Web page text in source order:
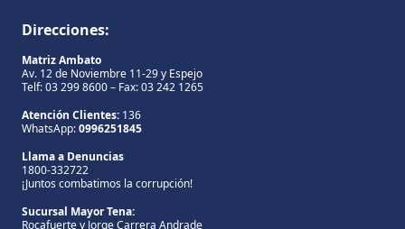
Direcciones:
Matriz Ambato
Av. 12 de Noviembre 11-29 y Espejo
Telf: 03 299 8600 – Fax: 03 242 1265
Atención Clientes: 136
WhatsApp:0996251845
Llama a Denuncias
1800-332722
¡Juntos combatimos la corrupción!
Sucursal Mayor Tena:
Rocafuerte y Jorge Carrera Andrade